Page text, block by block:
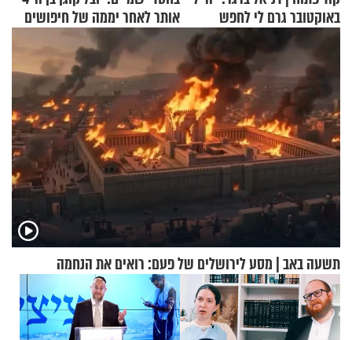
באוקטובר גרם לי לחפש
תשובות"
אותר לאחר יממה של חיפושים
תשעה באב | מסע לירושלים של פעם: רואים את הנחמה